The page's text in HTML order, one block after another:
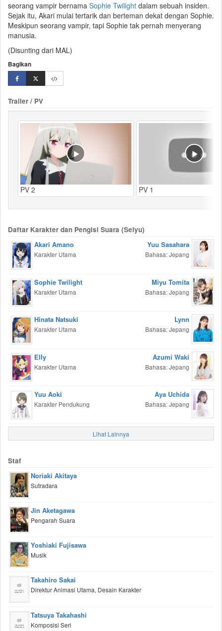
seorang vampir bernama Sophie Twilight dalam sebuah insiden.
Sejak itu, Akari mulai tertarik dan berteman dekat dengan Sophie.
Meskipun seorang vampir, tapi Sophie tak pernah menyerang
manusia.
(Disunting dari MAL)
Bagikan
Trailer / PV
PV 2 PV 1
Daftar Karakter dan Pengisi Suara (Seiyu)
Akari Amano
Karakter Utama
Yuu Sasahara
Bahasa: Jepang
Sophie Twilight
Karakter Utama
Miyu Tomita
Bahasa: Jepang
Hinata Natsuki
Karakter Utama
Lynn
Bahasa: Jepang
Elly
Karakter Utama
Azumi Waki
Bahasa: Jepang
Yuu Aoki
Karakter Pendukung
Aya Uchida
Bahasa: Jepang
Lihat Lainnya
Staf
Noriaki Akitaya
Sutradara
Jin Aketagawa
Pengarah Suara
Yoshiaki Fujisawa
Musik
Takahiro Sakai
Direktur Animasi Utama, Desain Karakter
Tatsuya Takahashi
Komposisi Seri